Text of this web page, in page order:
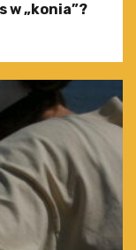
w „konia”?